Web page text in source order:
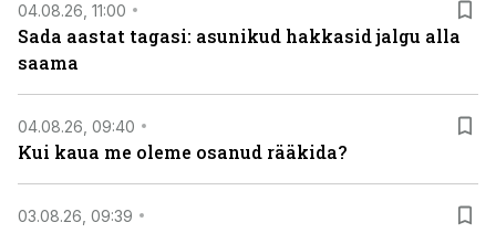
04.08.26, 11:00
Sada aastat tagasi: asunikud hakkasid jalgu alla
saama
04.08.26, 09:40
Kui kaua me oleme osanud rääkida?
03.08.26, 09:39